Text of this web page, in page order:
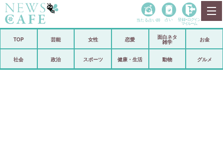
政治
当たる占い師 占い 登録• ログイン
マイルーム
TOP 芸能 女性 恋愛
面白ネタ
雑学
お金
社会 政治 スポーツ 健康・生活 動物 グルメ